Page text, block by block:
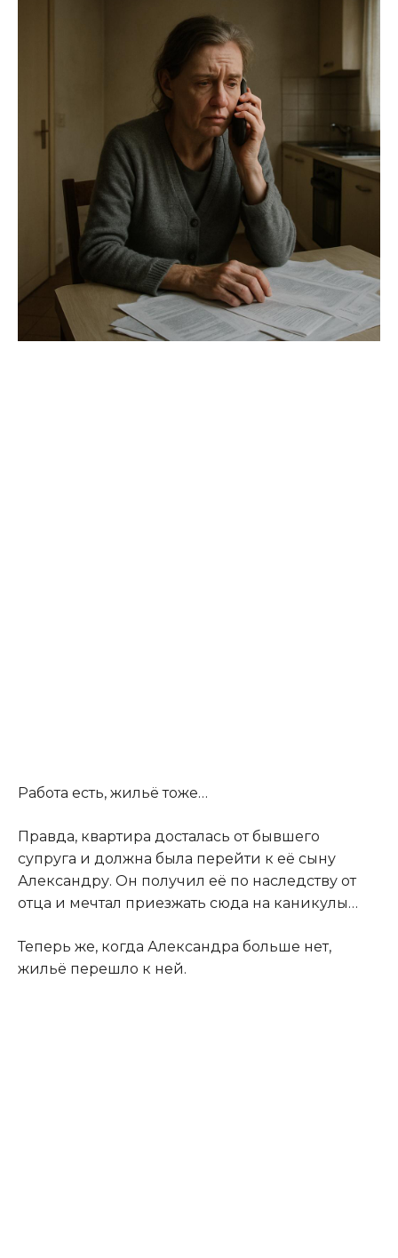
Работа есть, жильё тоже…
Правда, квартира досталась от бывшего
супруга и должна была перейти к её сыну
Александру. Он получил её по наследству от
отца и мечтал приезжать сюда на каникулы…
Теперь же, когда Александра больше нет,
жильё перешло к ней.